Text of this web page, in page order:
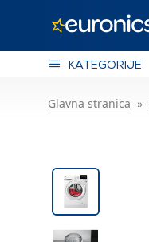
KATEGORIJE
Glavna stranica